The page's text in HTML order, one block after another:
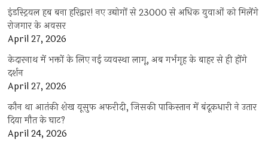
इंडस्ट्रियल हब बना हरिद्वार! नए उद्योगों से 23000 से अधिक युवाओं को मिलेंगे
रोजगार के अवसर
April 27, 2026
केदारनाथ में भक्तों के लिए नई व्यवस्था लागू, अब गर्भगृह के बाहर से ही होंगे
दर्शन
April 27, 2026
कौन था आतंकी शेख यूसुफ अफरीदी, जिसकी पाकिस्तान में बंदूकधारी ने उतार
दिया मौत के घाट?
April 24, 2026